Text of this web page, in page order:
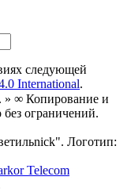
следующей
International.
» ∞ Копирование и
без ограничений.
Логотип:
Telecom